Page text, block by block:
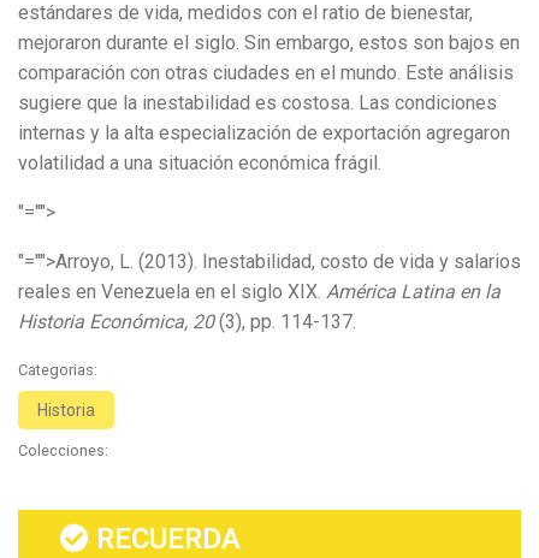
estándares de vida, medidos con el ratio de bienestar,
mejoraron durante el siglo. Sin embargo, estos son bajos en
comparación con otras ciudades en el mundo. Este análisis
sugiere que la inestabilidad es costosa. Las condiciones
internas y la alta especialización de exportación agregaron
volatilidad a una situación económica frágil.
"="">
"="">Arroyo, L. (2013). Inestabilidad, costo de vida y salarios
reales en Venezuela en el siglo XIX. América Latina en la
Historia Económica, 20(3), pp. 114-137.
Categorias:
Historia
Colecciones:
RECUERDA